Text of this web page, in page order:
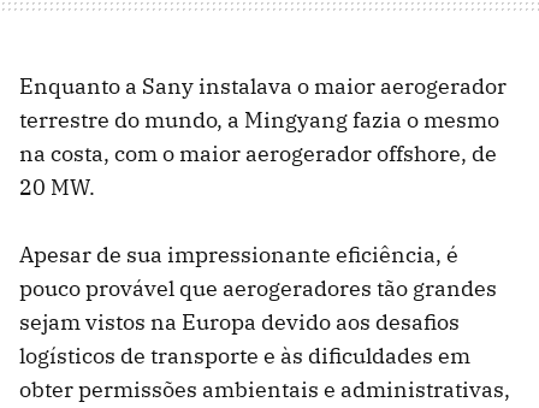
Enquanto a Sany instalava o maior aerogerador
terrestre do mundo, a Mingyang fazia o mesmo
na costa, com o maior aerogerador offshore, de
20 MW.
Apesar de sua impressionante eficiência, é
pouco provável que aerogeradores tão grandes
sejam vistos na Europa devido aos desafios
logísticos de transporte e às dificuldades em
obter permissões ambientais e administrativas,